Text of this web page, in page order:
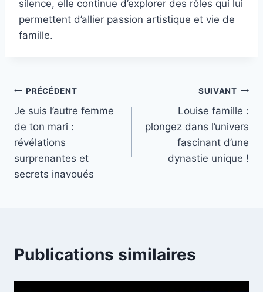
silence, elle continue d’explorer des rôles qui lui
permettent d’allier passion artistique et vie de
famille.
Navigation
de
l’article
PRÉCÉDENT
Je suis l’autre femme
de ton mari :
révélations
surprenantes et
secrets inavoués
SUIVANT
Louise famille :
plongez dans l’univers
fascinant d’une
dynastie unique !
Publications similaires